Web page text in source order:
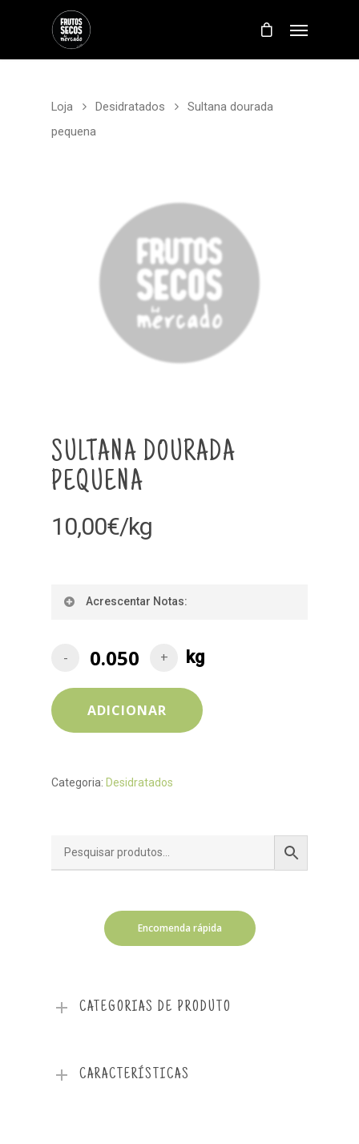
Loja Desidratados
Sultana dourada
pequena
SULTANA DOURADA
PEQUENA
10,00€/kg
Acrescentar Notas:
ADICIONAR
Categoria: Desidratados
Encomenda rápida
CATEGORIAS DE PRODUTO
CARACTERÍSTICAS